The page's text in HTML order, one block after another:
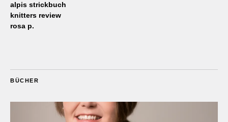
alpis strickbuch
knitters review
rosa p.
BÜCHER